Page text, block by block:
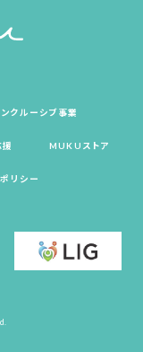
クルーシブ事業
MUKUストア
リシー